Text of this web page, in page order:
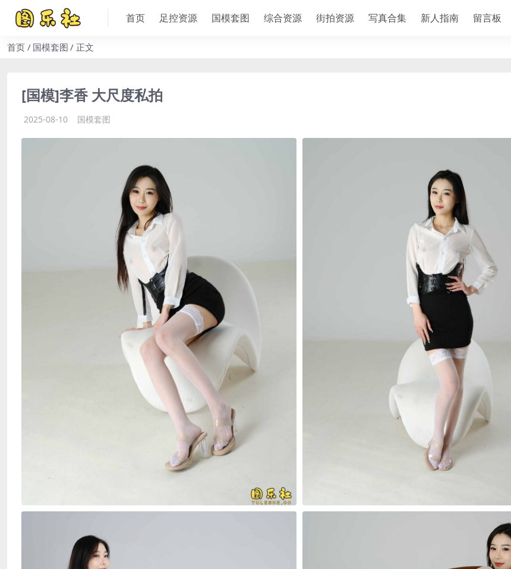
首页 足控资源 国模套图 综合资源 街拍资源 写真合集 新人指南 留言板
首页 国模套图 正文
[国模]李香 大尺度私拍
2025-08-10 国模套图